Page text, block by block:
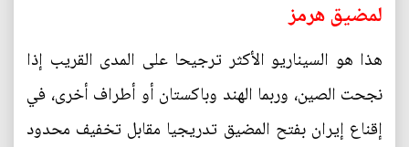
لمضيق هرمز
هذا هو السيناريو الأكثر ترجيحا على المدى القريب إذا
نجحت الصين، وربما الهند وباكستان أو أطراف أخرى، في
إقناع إيران بفتح المضيق تدريجيا مقابل تخفيف محدود